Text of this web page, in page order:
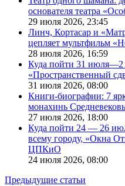
основателя театра
29 июля 2026, 23:45
Линч, Кортасар и
цепляет мультфильм
28 июля 2026, 16:59
Куда пойти 31 июля—2
«Пространственный
31 июля 2026, 08:00
Книги-биографии: 7
монахинь
27 июля 2026, 18:00
Куда пойти 24 — 26
всему городу, «Окна
ЦПКиО
24 июля 2026, 08:00
Предыдущие статьи